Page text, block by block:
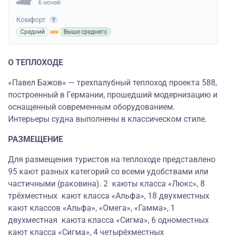
6 ночей
Комфорт
Средний Выше среднего
О ТЕПЛОХОДЕ
«Павел Бажов» — трехпалубный теплоход проекта 588,
построенный в Германии, прошедший модернизацию и
оснащенный современным оборудованием.
Интерьеры судна выполнены в классическом стиле.
РАЗМЕЩЕНИЕ
Для размещения туристов на теплоходе представлено
95 кают разных категорий со всеми удобствами или
частичными (раковина). 2 каюты класса «Люкс», 8
трёхместных кают класса «Альфа», 18 двухместных
кают классов «Альфа», «Омега», «Гамма», 1
двухместная каюта класса «Сигма», 6 одноместных
кают класса «Сигма», 4 четырёхместных